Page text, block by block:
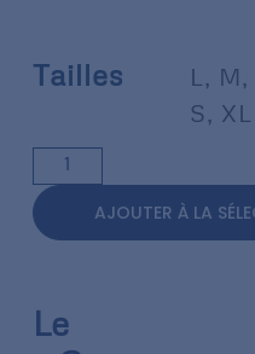
Tailles L , M ,
S , XL
AJOUTER À LA
Le